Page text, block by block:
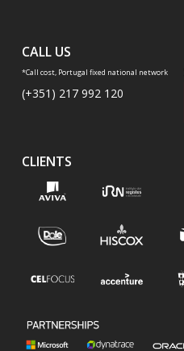
CALL US
*Call cost, Portugal fixed national network
(+351) 217 992 120
CLIENTS